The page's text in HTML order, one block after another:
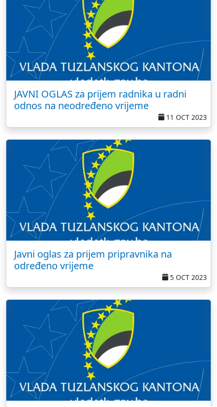
JAVNI OGLAS za prijem radnika u radni
odnos na neodređeno vrijeme
11 OCT 2023
Javni oglas za prijem pripravnika na
određeno vrijeme
5 OCT 2023